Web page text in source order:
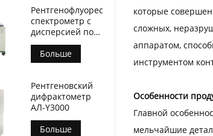
которые
сложных,
аппаратом,
инструментом
Особенности
Главной
мельчайшие
Рентгенофлуоресцентный
спектрометр с
дисперсией по
длине волны
(АЛ-БП-3000)
Больше
Рентгеновский
дифрактометр
АЛ-Y3000
Больше